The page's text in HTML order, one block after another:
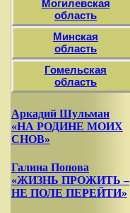
Могилевская
область
Минская
область
Гомельская
область
Аркадий Шульман
«НА РОДИНЕ МОИХ
СНОВ»
Галина Попова
«ЖИЗНЬ ПРОЖИТЬ –
НЕ ПОЛЕ ПЕРЕЙТИ»